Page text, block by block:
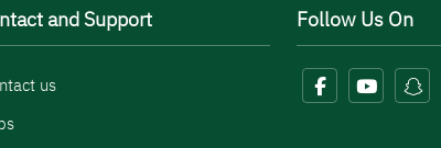
and Support
us
Follow Us On